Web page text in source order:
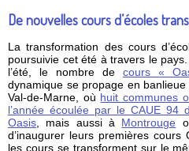
De nouvelles cours d’écoles
La transformation des cours
poursuivie cet été à travers le
l’été, le nombre de cours «
dynamique se propage en
Val-de-Marne, où huit communes
l’année écoulée par le CAUE 94
Oasis, mais aussi à Montrouge
d’inaugurer leurs premières cours
les cours se transforment sur le